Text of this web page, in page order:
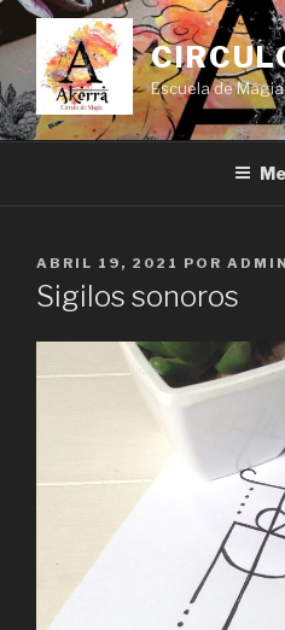
Saltar
al
contenido
Escuela de
PUBLICADO
EL
ABRIL 19, 2021 POR ADMIN
Sigilos sonoros